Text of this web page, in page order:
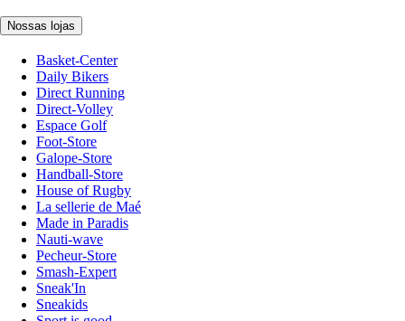
Nossas lojas
Basket-Center
Daily Bikers
Direct Running
Direct-Volley
Espace Golf
Foot-Store
Galope-Store
Handball-Store
House of Rugby
La sellerie de Maé
Made in Paradis
Nauti-wave
Pecheur-Store
Smash-Expert
Sneak'In
Sneakids